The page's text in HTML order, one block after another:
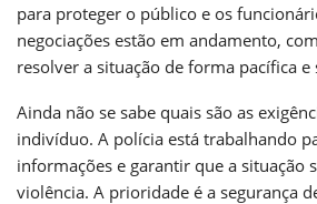
para proteger o público e os
negociações estão em andamento,
resolver a situação de forma pacífica e
Ainda não se sabe quais são as
indivíduo. A polícia está trabalhando
informações e garantir que a situação
violência. A prioridade é a segurança